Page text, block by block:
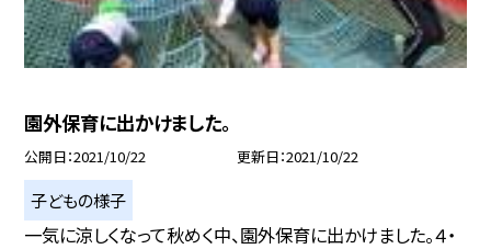
園外保育に出かけました。
公開日 2021/10/22 更新日 2021/10/22
子どもの様子
一気に涼しくなって秋めく中、園外保育に出かけました。４・